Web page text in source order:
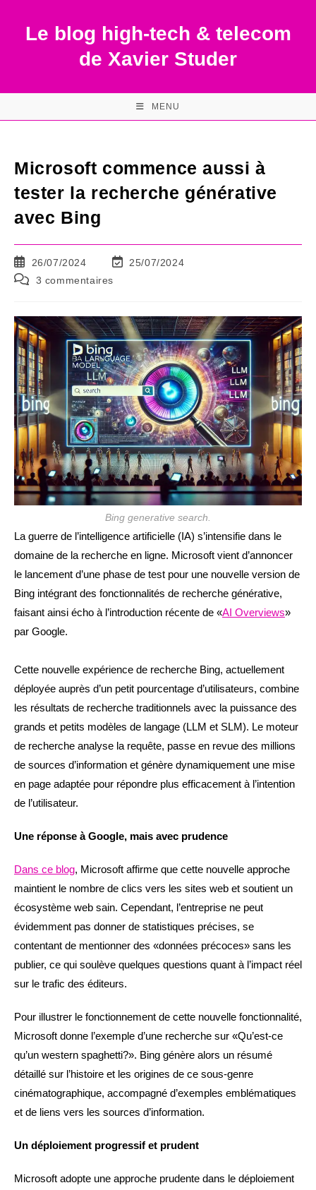
contentLe blog high-tech & telecom
de Xavier Studer
MENU
Microsoft commence aussi à
tester la recherche générative
avec Bing
Publication
publiée :
26/07/2024
Dernière
publication :
25/07/2024
Commentaires
publication :
3 commentaires
Bing generative search.
La guerre de l’intelligence artificielle (IA) s’intensifie dans le
domaine de la recherche en ligne. Microsoft vient d’annoncer
le lancement d’une phase de test pour une nouvelle version de
Bing intégrant des fonctionnalités de recherche générative,
faisant ainsi écho à l’introduction récente de «AI Overviews»
par Google.
Cette nouvelle expérience de recherche Bing, actuellement
déployée auprès d’un petit pourcentage d’utilisateurs, combine
les résultats de recherche traditionnels avec la puissance des
grands et petits modèles de langage (LLM et SLM). Le moteur
de recherche analyse la requête, passe en revue des millions
de sources d’information et génère dynamiquement une mise
en page adaptée pour répondre plus efficacement à l’intention
de l’utilisateur.
Une réponse à Google, mais avec prudence
Dans ce blog, Microsoft affirme que cette nouvelle approche
maintient le nombre de clics vers les sites web et soutient un
écosystème web sain. Cependant, l’entreprise ne peut
évidemment pas donner de statistiques précises, se
contentant de mentionner des «données précoces» sans les
publier, ce qui soulève quelques questions quant à l’impact réel
sur le trafic des éditeurs.
Pour illustrer le fonctionnement de cette nouvelle fonctionnalité,
Microsoft donne l’exemple d’une recherche sur «Qu’est-ce
qu’un western spaghetti?». Bing génère alors un résumé
détaillé sur l’histoire et les origines de ce sous-genre
cinématographique, accompagné d’exemples emblématiques
et de liens vers les sources d’information.
Un déploiement progressif et prudent
Microsoft adopte une approche prudente dans le déploiement